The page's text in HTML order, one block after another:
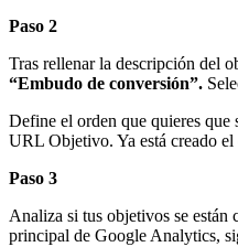
Paso 2
Tras rellenar la descripción del
“Embudo de conversión”.
Define el orden que quieres que
URL Objetivo. Ya está creado el
Paso 3
Analiza si tus objetivos se están
principal de Google Analytics,